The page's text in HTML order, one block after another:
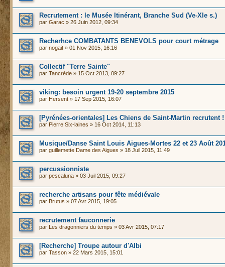
Recrutement : le Musée Itinérant, Branche Sud (Ve-XIe s.)
par Garac » 26 Juin 2012, 09:34
Recherhce COMBATANTS BENEVOLS pour court métrage
par nogait » 01 Nov 2015, 16:16
Collectif "Terre Sainte"
par Tancrède » 15 Oct 2013, 09:27
viking: besoin urgent 19-20 septembre 2015
par Hersent » 17 Sep 2015, 16:07
[Pyrénées-orientales] Les Chiens de Saint-Martin recrutent !
par Pierre Six-laines » 16 Oct 2014, 11:13
Musique/Danse Saint Louis Aigues-Mortes 22 et 23 Août
par guillemette Dame des Aigues » 18 Juil 2015, 11:49
percussionniste
par pescaluna » 03 Juil 2015, 09:27
recherche artisans pour fête médiévale
par Brutus » 07 Avr 2015, 19:05
recrutement fauconnerie
par Les dragonniers du temps » 03 Avr 2015, 07:17
[Recherche] Troupe autour d'Albi
par Tasson » 22 Mars 2015, 15:01